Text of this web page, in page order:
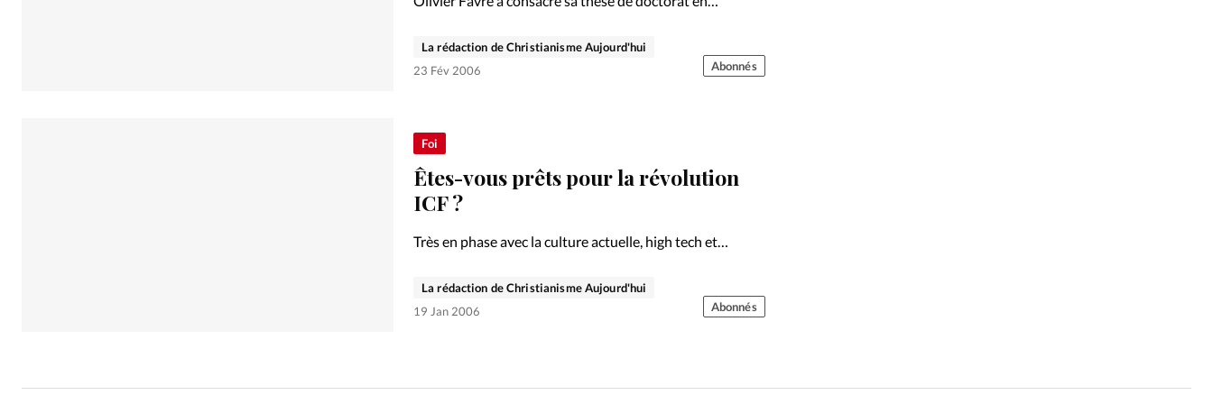
La rédaction de Christianisme Aujourd'hui
23 Fév 2006
Abonnés
Foi
Êtes-vous prêts pour la révolution
ICF ?
Très en phase avec la culture actuelle, high tech et
Christian Fellowship (ICF) basé à Zurich a commencé son
implantation en Romandie. Les jeunes en redemandent.
La rédaction de Christianisme Aujourd'hui
19 Jan 2006
Abonnés